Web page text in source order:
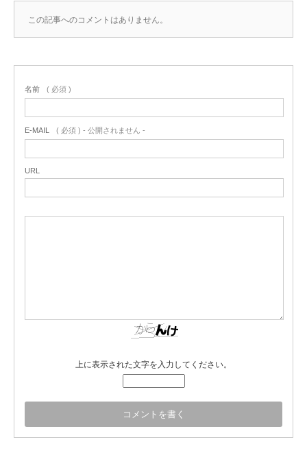
この記事へのコメントはありません。
名前 ( 必須 )
E-MAIL ( 必須 ) - 公開されません -
URL
上に表示された文字を入力してください。